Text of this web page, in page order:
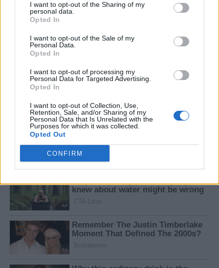
I want to opt-out of the Sharing of my
personal data.
Opted In
I want to opt-out of the Sale of my
Personal Data.
Opted In
I want to opt-out of processing my
Personal Data for Targeted Advertising.
Opted In
I want to opt-out of Collection, Use,
Retention, Sale, and/or Sharing of my
Personal Data that Is Unrelated with the
Purposes for which it was collected.
Opted Out
CONFIRM